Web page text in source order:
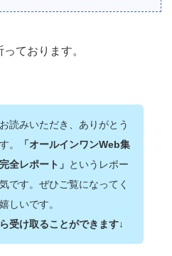
ております。
読みいただき、ありがとう
。
「オールインワンWeb集
全レポート」 というレポー
です。ぜひご覧になってく
しいです。
受け取ることができます↓